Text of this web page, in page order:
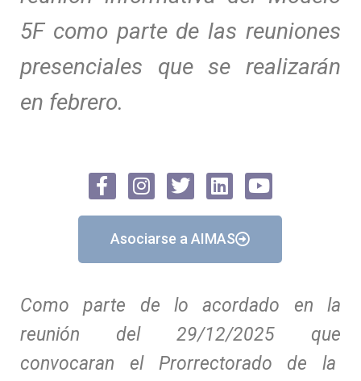
5F como parte de las reuniones
presenciales que se realizarán
en febrero.
Asociarse a AIMAS
Como parte de lo acordado en la
reunión del 29/12/2025 que
convocaran el Prorrectorado de la